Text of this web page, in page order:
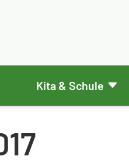
Kita & Schule